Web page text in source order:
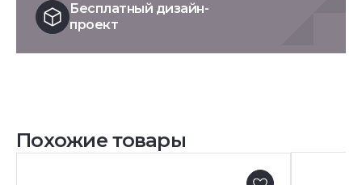
Бесплатный дизайн-
проект
Похожие товары